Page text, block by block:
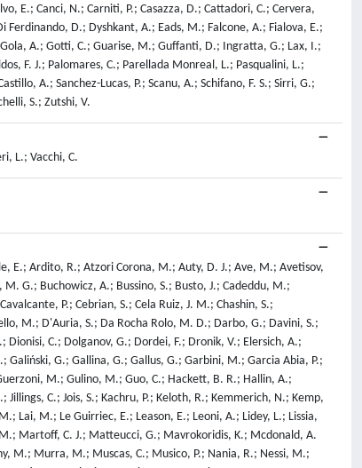
E.; Canci, N.; Carniti, P.; Casazza, D.; Cattadori, C.; Cervera,
Ferdinando, D.; Dyshkant, A.; Eads, M.; Falcone, A.; Fialova, E.;
A.; Gotti, C.; Guarise, M.; Guffanti, D.; Ingratta, G.; Lax, I.;
F. J.; Palomares, C.; Parellada Monreal, L.; Pasqualini, L.;
A.; Sanchez-Lucas, P.; Scanu, A.; Schifano, F. S.; Sirri, G.;
S.; Zutshi, V.
L.; Vacchi, C.
E.; Ardito, R.; Atzori Corona, M.; Auty, D. J.; Ave, M.; Avetisov,
G.; Buchowicz, A.; Bussino, S.; Busto, J.; Cadeddu, M.;
P.; Cebrian, S.; Cela Ruiz, J. M.; Chashin, S.;
M.; D'Auria, S.; Da Rocha Rolo, M. D.; Darbo, G.; Davini, S.;
C.; Dolganov, G.; Dordei, F.; Dronik, V.; Elersich, A.;
G.; Gallina, G.; Gallus, G.; Garbini, M.; Garcia Abia, P.;
M.; Gulino, M.; Guo, C.; Hackett, B. R.; Hallin, A.;
C.; Jois, S.; Kachru, P.; Keloth, R.; Kemmerich, N.; Kemp,
Lai, M.; Le Guirriec, E.; Leason, E.; Leoni, A.; Lidey, L.; Lissia,
Martoff, C. J.; Matteucci, G.; Mavrokoridis, K.; Mcdonald, A.
Murra, M.; Muscas, C.; Musico, P.; Nania, R.; Nessi, M.;